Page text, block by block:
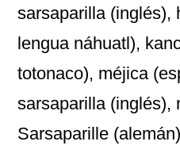
sarsaparilla (inglés),
lengua náhuatl),
totonaco), méjica
sarsaparilla (inglés),
Sarsaparille